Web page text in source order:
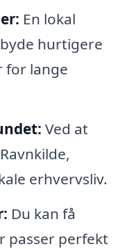
En lokal
hurtigere
for lange
Ved at
erhvervsliv.
Du kan få
passer perfekt